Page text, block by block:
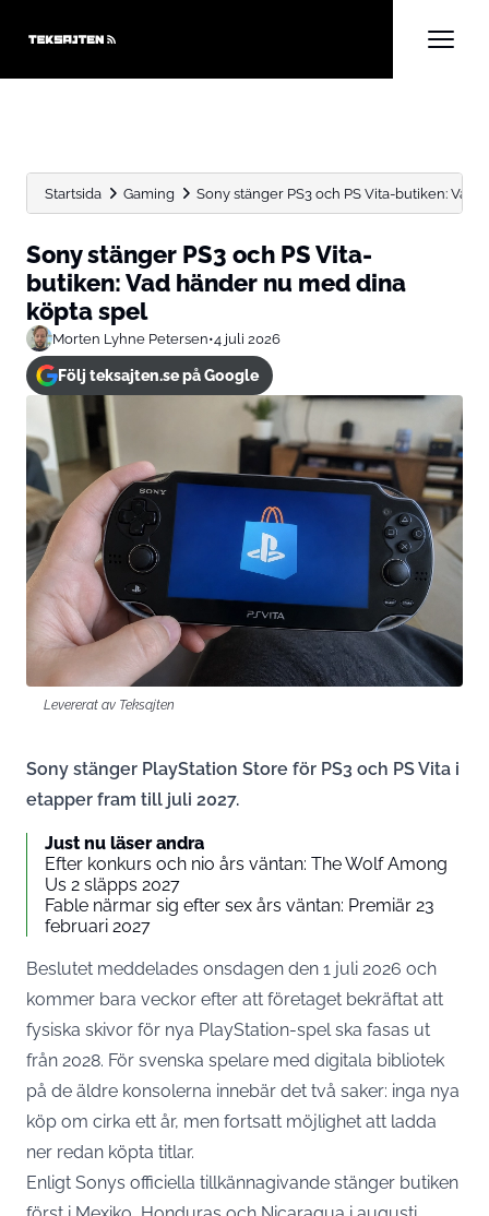
Startsida Gaming Sony stänger PS3 och PS Vita-butiken: Vad
Sony stänger PS3 och PS Vita-
butiken: Vad händer nu med dina
köpta spel
Morten Lyhne Petersen•4 juli 2026
Följ teksajten.se på Google
Levererat av Teksajten
Sony stänger PlayStation Store för PS3 och PS Vita i
etapper fram till juli 2027.
Just nu läser andra
Efter konkurs och nio års väntan: The Wolf Among
Us 2 släpps 2027
Fable närmar sig efter sex års väntan: Premiär 23
februari 2027
Beslutet meddelades onsdagen den 1 juli 2026 och
kommer bara veckor efter att företaget bekräftat att
fysiska skivor för nya PlayStation-spel ska fasas ut
från 2028. För svenska spelare med digitala bibliotek
på de äldre konsolerna innebär det två saker: inga nya
köp om cirka ett år, men fortsatt möjlighet att ladda
ner redan köpta titlar.
Enligt Sonys officiella tillkännagivande stänger butiken